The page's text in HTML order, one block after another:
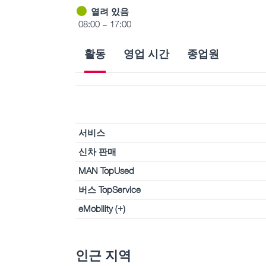
열려 있음
08:00 – 17:00
활동 영업 시간 종업원
서비스
신차 판매
MAN TopUsed
버스 TopService
eMobility (+)
인근 지역